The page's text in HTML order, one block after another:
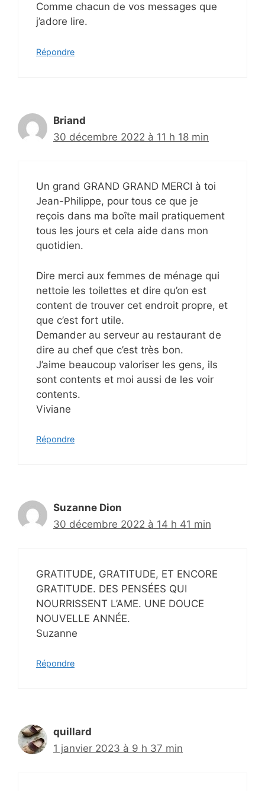
Comme chacun de vos messages que
j’adore lire.
Répondre
Briand
30 décembre 2022 à 11 h 18 min
Un grand GRAND GRAND MERCI à toi
Jean-Philippe, pour tous ce que je
reçois dans ma boîte mail pratiquement
tous les jours et cela aide dans mon
quotidien.
Dire merci aux femmes de ménage qui
nettoie les toilettes et dire qu’on est
content de trouver cet endroit propre, et
que c’est fort utile.
Demander au serveur au restaurant de
dire au chef que c’est très bon.
J’aime beaucoup valoriser les gens, ils
sont contents et moi aussi de les voir
contents.
Viviane
Répondre
Suzanne Dion
30 décembre 2022 à 14 h 41 min
GRATITUDE, GRATITUDE, ET ENCORE
GRATITUDE. DES PENSÉES QUI
NOURRISSENT L’AME. UNE DOUCE
NOUVELLE ANNÉE.
Suzanne
Répondre
quillard
1 janvier 2023 à 9 h 37 min